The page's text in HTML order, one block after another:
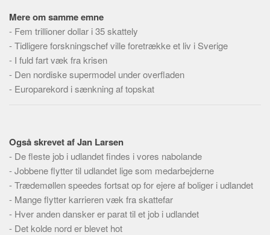
Dokumenttyper
Emner
Skribenter
Om
Webstedet
Forhistorien
Redigering
Tekstannoncer
Mere om samme emne
- Fem trillioner dollar i 35 skattely
-Tidligere forskningschef ville foretrække et liv i Sverige
- I fuld fart væk fra krisen
- Den nordiske supermodel under overfladen
- Europarekord i sænkning af topskat
Også skrevet af Jan Larsen
- De fleste job i udlandet findes i vores nabolande
-Jobbene flytter til udlandet lige som medarbejderne
-Trædemøllen speedes fortsat op for ejere af boliger i udlandet
- Mange flytter karrieren væk fra skattefar
- Hver anden dansker er parat til et job i udlandet
- Det kolde nord er blevet hot